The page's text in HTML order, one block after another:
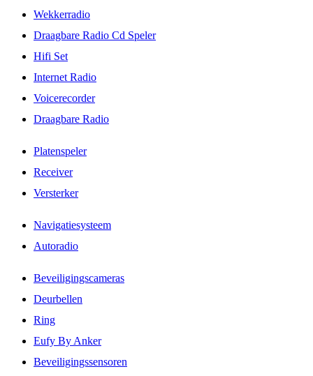
Wekkerradio
Draagbare Radio Cd Speler
Hifi Set
Internet Radio
Voicerecorder
Draagbare Radio
Platenspeler
Receiver
Versterker
Navigatiesysteem
Autoradio
Beveiligingscameras
Deurbellen
Ring
Eufy By Anker
Beveiligingssensoren